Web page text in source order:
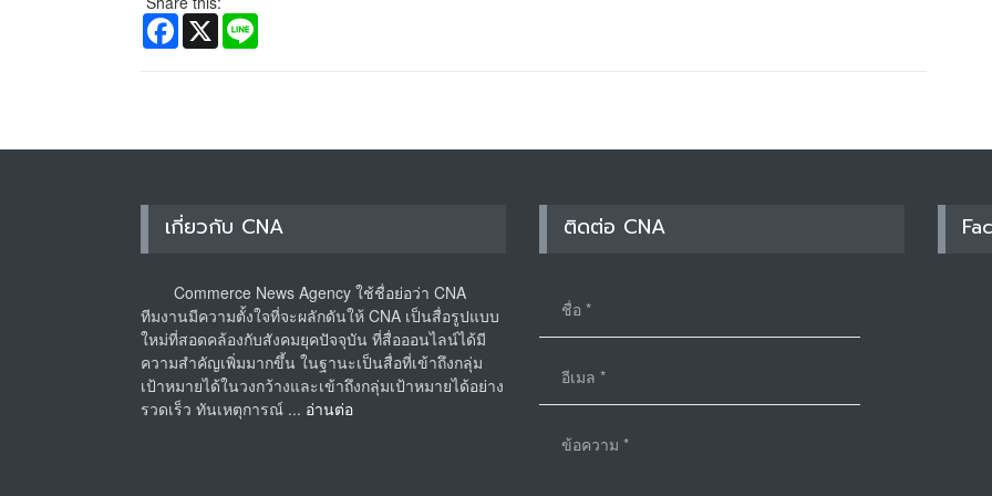
Facebook
X
เกี่ยวกับ CNA
Commerce News Agency ใช้ชื่อย่อว่า CNA
ทีมงานมีความตั้งใจที่จะผลักดันให้ CNA เป็นสื่อรูปแบบ
ใหม่ที่สอดคล้องกับสังคมยุคปัจจุบัน ที่สื่อออนไลน์ได้มี
ความสำคัญเพิ่มมากขึ้น ในฐานะเป็นสื่อที่เข้าถึงกลุ่ม
เป้าหมายได้ในวงกว้างและเข้าถึงกลุ่มเป้าหมายได้อย่าง
รวดเร็ว ทันเหตุการณ์ ... อ่านต่อ
ติดต่อ CNA